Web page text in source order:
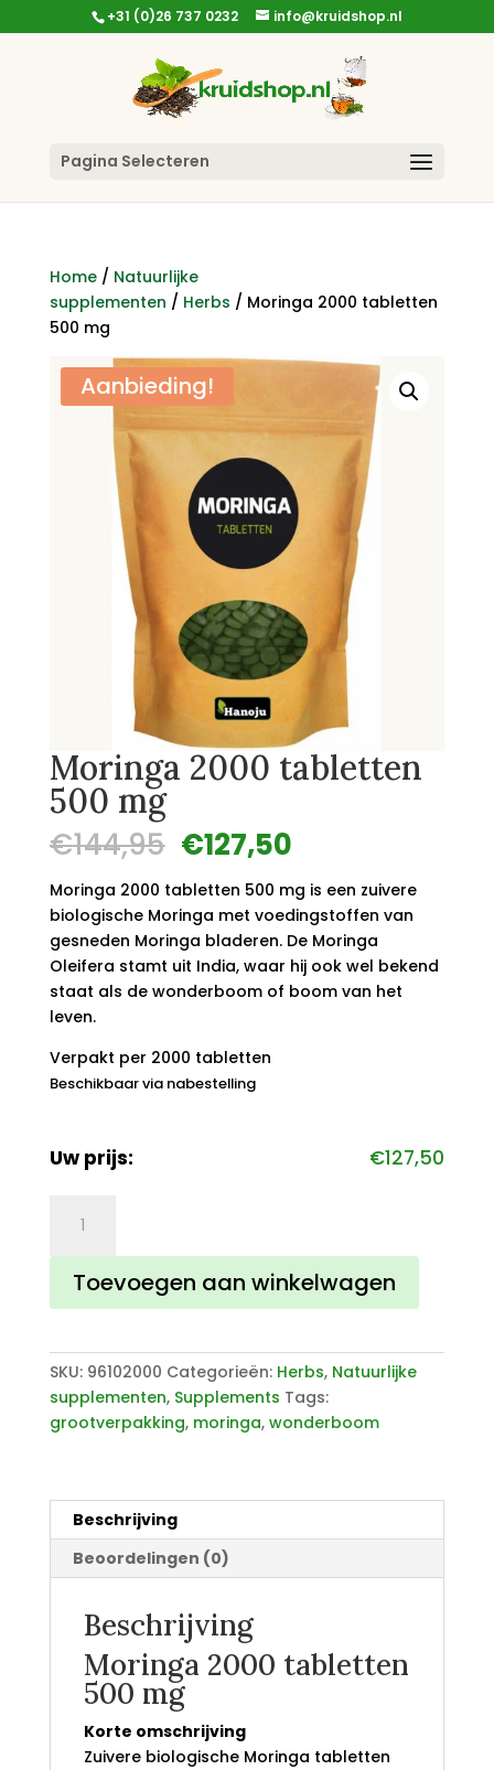
+31 (0)26 737 0232 info@kruidshop.nl
Pagina Selecteren
Home/ Natuurlijke
supplementen / Herbs / Moringa 2000 tabletten
500 mg
Aanbieding!
Moringa 2000 tabletten
500 mg
€144,95 Oorspronkelijke
was:
€144,95.
€127,50Huidige
is:
€127,50.
Moringa 2000 tabletten 500 mg is een zuivere
biologische Moringa met voedingstoffen van
gesneden Moringa bladeren. De Moringa
Oleifera stamt uit India, waar hij ook wel bekend
staat als de wonderboom of boom van het
leven.
Verpakt per 2000 tabletten
Beschikbaar via nabestelling
Uw prijs: €127,50
2000
tabletten
500
mg
Toevoegen aan winkelwagen
SKU: 96102000 Categorieën: Herbs, Natuurlijke
supplementen, Supplements Tags:
grootverpakking, moringa, wonderboom
Beschrijving
Beoordelingen (0)
Beschrijving
Moringa 2000 tabletten
500 mg
Korte omschrijving
Zuivere biologische Moringa tabletten